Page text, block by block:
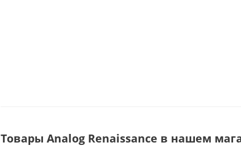
Товары Analog Renaissance в нашем